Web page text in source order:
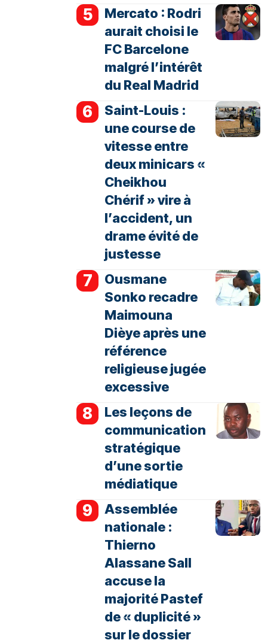
Mercato : Rodri
aurait choisi le
FC Barcelone
malgré l’intérêt
du Real Madrid
Saint-Louis :
une course de
vitesse entre
deux minicars «
Cheikhou
Chérif » vire à
l’accident, un
drame évité de
justesse
Ousmane
Sonko recadre
Maimouna
Dièye après une
référence
religieuse jugée
excessive
Les leçons de
communication
stratégique
d’une sortie
médiatique
Assemblée
nationale :
Thierno
Alassane Sall
accuse la
majorité Pastef
de « duplicité »
sur le dossier